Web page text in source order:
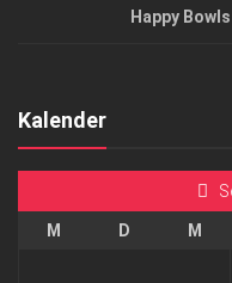
Happy
Kalender
M D M